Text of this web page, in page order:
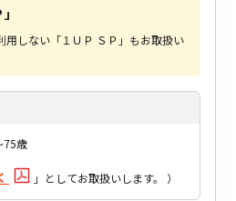
」
用しない「１ＵＰ ＳＰ」もお取扱い
75歳
」としてお取扱いします。 ）